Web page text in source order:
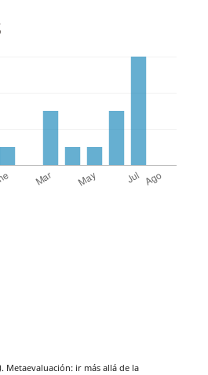
Metaevaluación: ir más allá de la